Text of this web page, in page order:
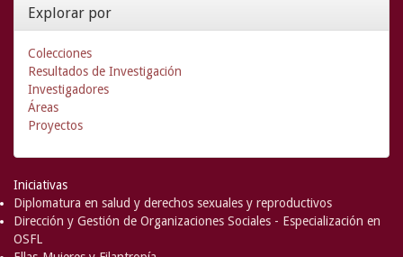
Explorar por
Colecciones
Resultados de Investigación
Investigadores
Áreas
Proyectos
Iniciativas
Diplomatura en salud y derechos sexuales y reproductivos
Dirección y Gestión de Organizaciones Sociales - Especialización en
OSFL